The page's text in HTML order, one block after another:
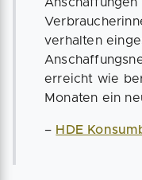
verhalten
erreicht wie
Monaten ein
– HDE